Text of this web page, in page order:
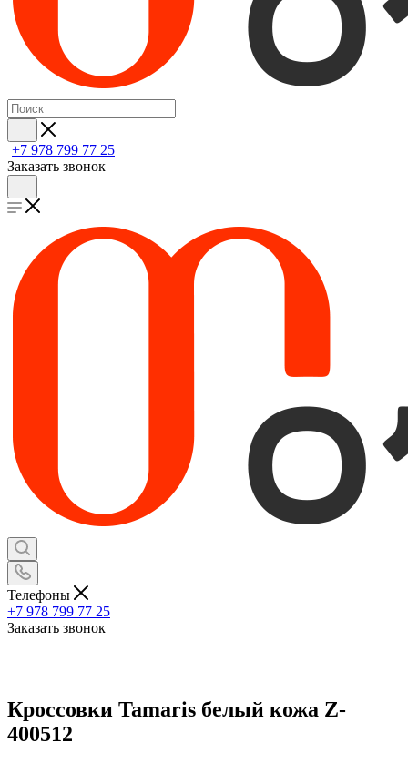
+7 978 799 77 25
Заказать звонок
Телефоны
+7 978 799 77 25
Заказать звонок
Кроссовки Tamaris белый кожа Z-
400512